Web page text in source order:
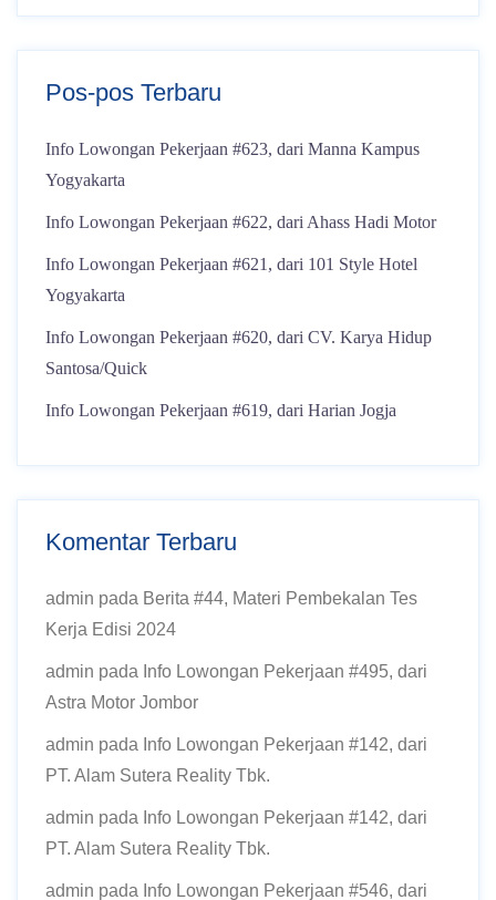
Pos-pos Terbaru
Info Lowongan Pekerjaan #623, dari Manna Kampus
Yogyakarta
Info Lowongan Pekerjaan #622, dari Ahass Hadi Motor
Info Lowongan Pekerjaan #621, dari 101 Style Hotel
Yogyakarta
Info Lowongan Pekerjaan #620, dari CV. Karya Hidup
Santosa/Quick
Info Lowongan Pekerjaan #619, dari Harian Jogja
Komentar Terbaru
admin pada Berita #44, Materi Pembekalan Tes
Kerja Edisi 2024
admin pada Info Lowongan Pekerjaan #495, dari
Astra Motor Jombor
admin pada Info Lowongan Pekerjaan #142, dari
PT. Alam Sutera Reality Tbk.
admin pada Info Lowongan Pekerjaan #142, dari
PT. Alam Sutera Reality Tbk.
admin pada Info Lowongan Pekerjaan #546, dari